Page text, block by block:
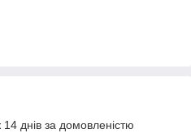
днів за домовленістю